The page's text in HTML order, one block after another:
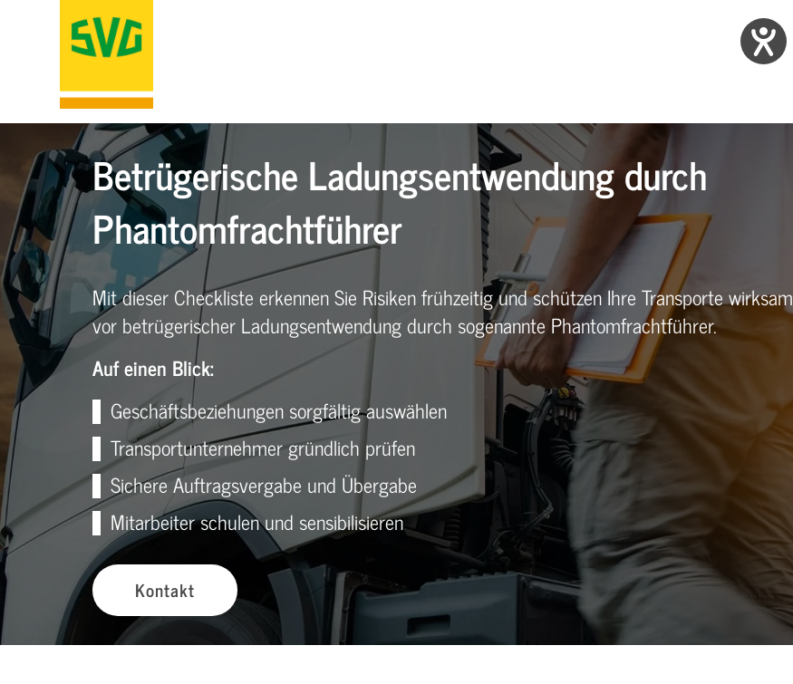
Betrügerische Ladungsentwendung durch
Phantomfrachtführer
Mit dieser Checkliste erkennen Sie Risiken frühzeitig und schützen Ihre Transporte wirksam
vor betrügerischer Ladungsentwendung durch sogenannte Phantomfrachtführer.
Auf einen Blick:
Geschäftsbeziehungen sorgfältig auswählen
Transportunternehmer gründlich prüfen
Sichere Auftragsvergabe und Übergabe
Mitarbeiter schulen und sensibilisieren
Kontakt